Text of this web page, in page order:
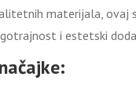
materijala, ovaj
i estetski